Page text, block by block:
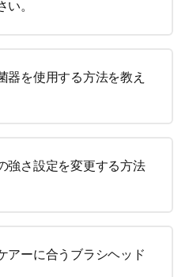
。
器を使用する方法を教え
強さ設定を変更する方法
アーに合うブラシヘッド